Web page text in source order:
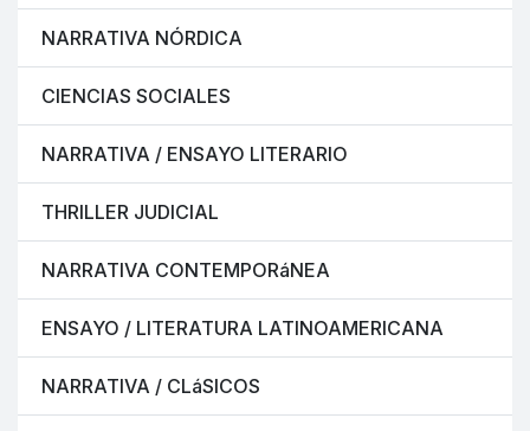
NARRATIVA NÓRDICA
CIENCIAS SOCIALES
NARRATIVA / ENSAYO LITERARIO
THRILLER JUDICIAL
NARRATIVA CONTEMPORáNEA
ENSAYO / LITERATURA LATINOAMERICANA
NARRATIVA / CLáSICOS